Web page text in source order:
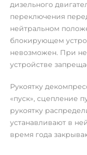
дизельного
переключения
нейтральном
блокирующем
невозможен. При
устройстве
Рукоятку
«пуск», сцепление
рукоятку
устанавливают в
время года